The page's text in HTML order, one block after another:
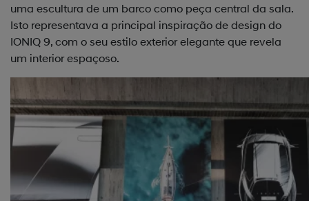
uma escultura de um barco como peça central da sala.
Isto representava a principal inspiração de design do
IONIQ 9, com o seu estilo exterior elegante que revela
um interior espaçoso.